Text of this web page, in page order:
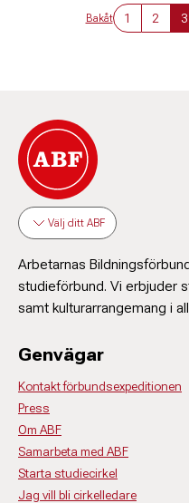
Bakåt 1 2 3
Välj ditt ABF
Arbetarnas
studieförbund. Vi erbjuder
samt kulturarrangemang i
Genvägar
Kontakt förbundsexpeditionen
Press
Om ABF
Samarbeta med ABF
Starta studiecirkel
Jag vill bli cirkelledare